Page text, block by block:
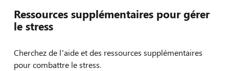
Ressources supplémentaires pour gérer
le stress
Cherchez de l’aide et des ressources supplémentaires
pour combattre le stress.